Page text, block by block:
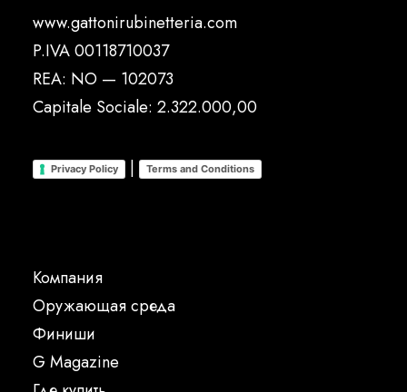
www.gattonirubinetteria.com
P.IVA 00118710037
REA: NO — 102073
Capitale Sociale: 2.322.000,00
Privacy Policy | Terms and Conditions
Компания
Oружающая среда
Финиши
G Magazine